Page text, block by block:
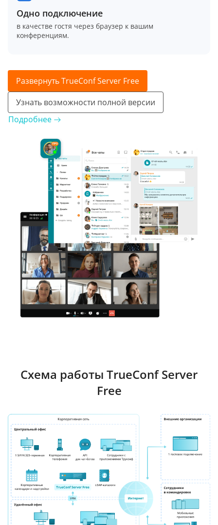
Одно подключение
в качестве гостя через браузер к вашим
конференциям.
Развернуть TrueConf Server Free
Узнать возможности полной версии
Подробнее
Схема работы TrueConf Server
Free